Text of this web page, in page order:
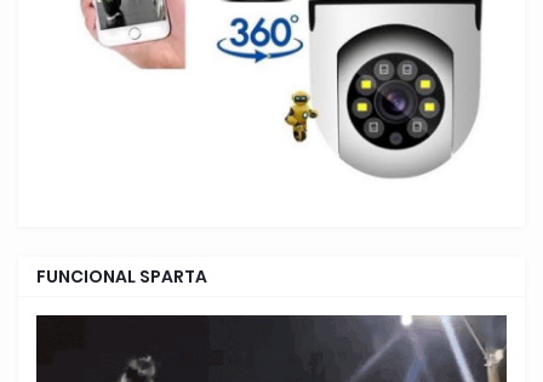
FUNCIONAL SPARTA